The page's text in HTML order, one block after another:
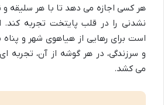
هر کسی اجازه می دهد تا با هر سلیقه
نشدنی را در قلب پایتخت تجربه کند.
است برای رهایی از هیاهوی شهر و
و سرزندگی، در هر گوشه از آن، تجربه
می کشد.